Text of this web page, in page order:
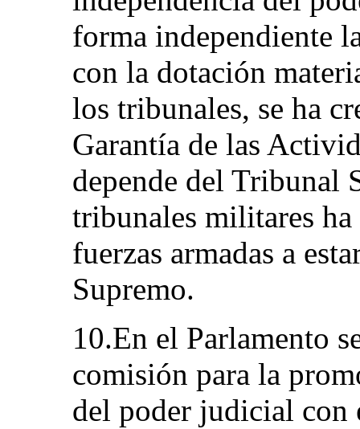
forma independiente
con la dotación
los tribunales, se ha
Garantía de las
depende del Tribunal
tribunales militares ha
fuerzas armadas a
Supremo.
10.En el Parlamento
comisión para la
del poder judicial